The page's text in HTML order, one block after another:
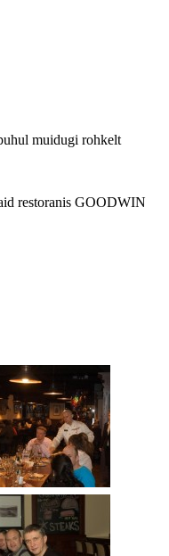
muidugi rohkelt
restoranis GOODWIN